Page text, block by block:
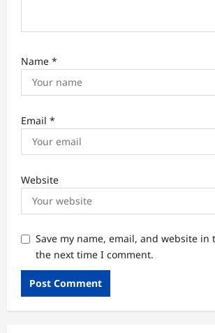
Name *
Email *
Website
Save my name, email, and website
the next time I comment.